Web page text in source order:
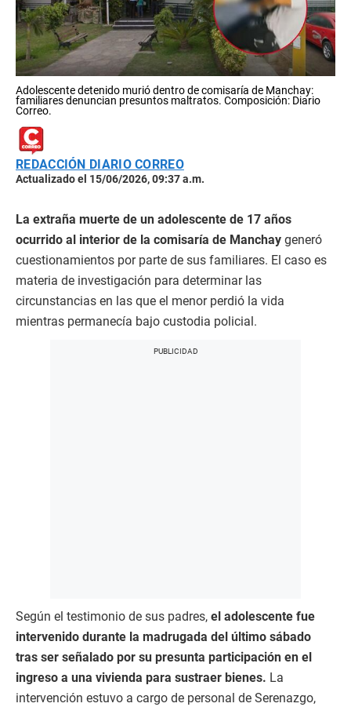
Adolescente detenido murió dentro de comisaría de Manchay:
familiares denuncian presuntos maltratos. Composición: Diario
Correo.
REDACCIÓN DIARIO CORREO
Actualizado el 15/06/2026, 09:37 a.m.
La extraña muerte de un adolescente de 17 años
ocurrido al interior de la comisaría de Manchay generó
cuestionamientos por parte de sus familiares. El caso es
materia de investigación para determinar las
circunstancias en las que el menor perdió la vida
mientras permanecía bajo custodia policial.
Según el testimonio de sus padres, el adolescente fue
intervenido durante la madrugada del último sábado
tras ser señalado por su presunta participación en el
ingreso a una vivienda para sustraer bienes. La
intervención estuvo a cargo de personal de Serenazgo,